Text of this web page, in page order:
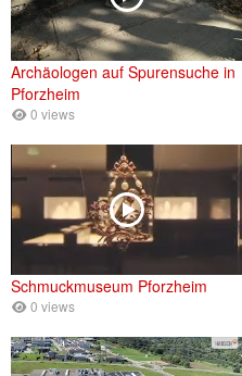
Archäologen auf Spurensuche in
Pforzheim
0 views
Schmuckmuseum Pforzheim
0 views